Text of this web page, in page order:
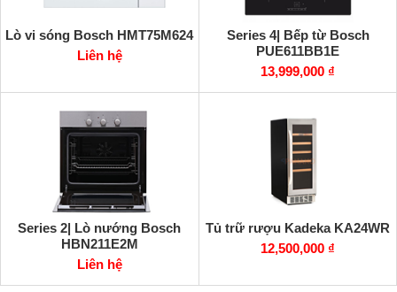
Lò vi sóng Bosch HMT75M624
Liên hệ
Series 4| Bếp từ Bosch
PUE611BB1E
13,999,000 ₫
Series 2| Lò nướng Bosch
HBN211E2M
Liên hệ
Tủ trữ rượu Kadeka KA24WR
12,500,000 ₫